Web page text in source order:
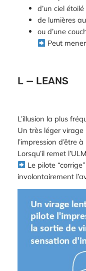
d’un ciel étoilé
de lumières
ou d’une
Peut
L — LEANS
L’illusion la plus
Un très léger
l’impression d’être
Lorsqu’il remet
Le pilote
involontairement